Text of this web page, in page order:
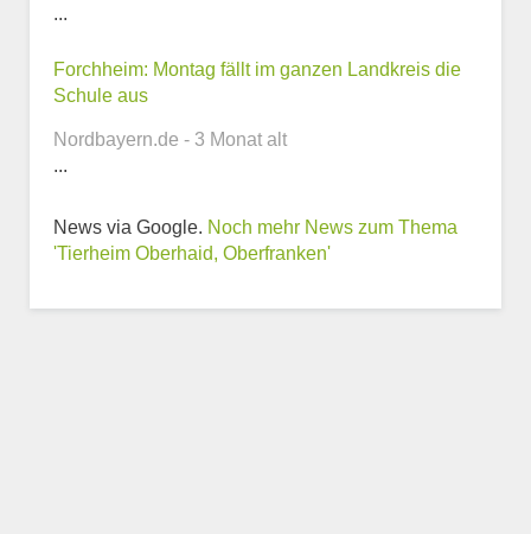
zum Tierheim
Trägerverein
...
Forchheim: Montag fällt im ganzen Landkreis die
Schule aus
Nordbayern.de - 3 Monat alt
...
News via Google. Noch mehr News zum Thema
'Tierheim Oberhaid, Oberfranken'